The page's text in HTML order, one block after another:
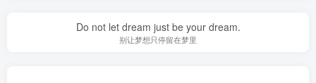
Do not let dream just be your dream.
别让梦想只停留在梦里